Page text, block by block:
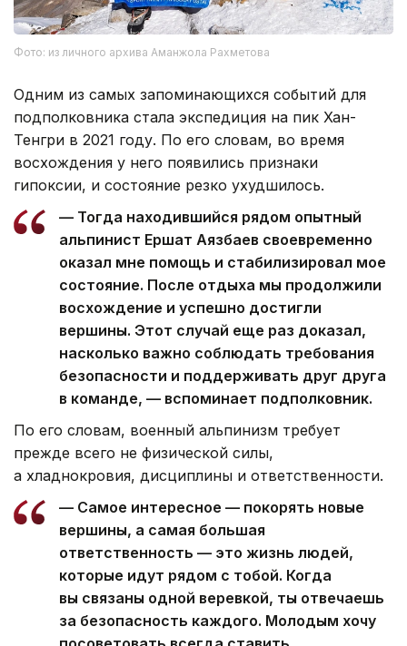
Фото: из личного архива Аманжола Рахметова
Одним из самых запоминающихся событий для
подполковника стала экспедиция на пик Хан-
Тенгри в 2021 году. По его словам, во время
восхождения у него появились признаки
гипоксии, и состояние резко ухудшилось.
— Тогда находившийся рядом опытный
альпинист Ершат Аязбаев своевременно
оказал мне помощь и стабилизировал мое
состояние. После отдыха мы продолжили
восхождение и успешно достигли
вершины. Этот случай еще раз доказал,
насколько важно соблюдать требования
безопасности и поддерживать друг друга
в команде, — вспоминает подполковник.
По его словам, военный альпинизм требует
прежде всего не физической силы,
а хладнокровия, дисциплины и ответственности.
— Самое интересное — покорять новые
вершины, а самая большая
ответственность — это жизнь людей,
которые идут рядом с тобой. Когда
вы связаны одной веревкой, ты отвечаешь
за безопасность каждого. Молодым хочу